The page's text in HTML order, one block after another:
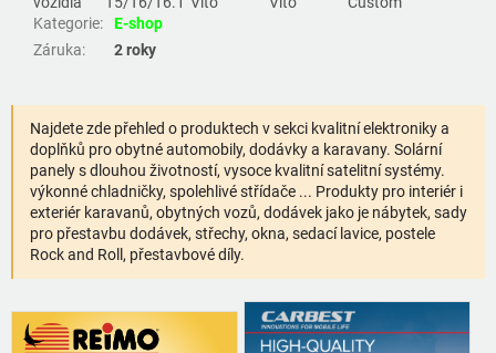
Kategorie:
E-shop
Záruka: 2 roky
Najdete zde přehled o produktech v sekci kvalitní elektroniky a
doplňků pro obytné automobily, dodávky a karavany. Solární
panely s dlouhou životností, vysoce kvalitní satelitní systémy.
výkonné chladničky, spolehlivé střídače ... Produkty pro interiér i
exteriér karavanů, obytných vozů, dodávek jako je nábytek, sady
pro přestavbu dodávek, střechy, okna, sedací lavice, postele
Rock and Roll, přestavbové díly.